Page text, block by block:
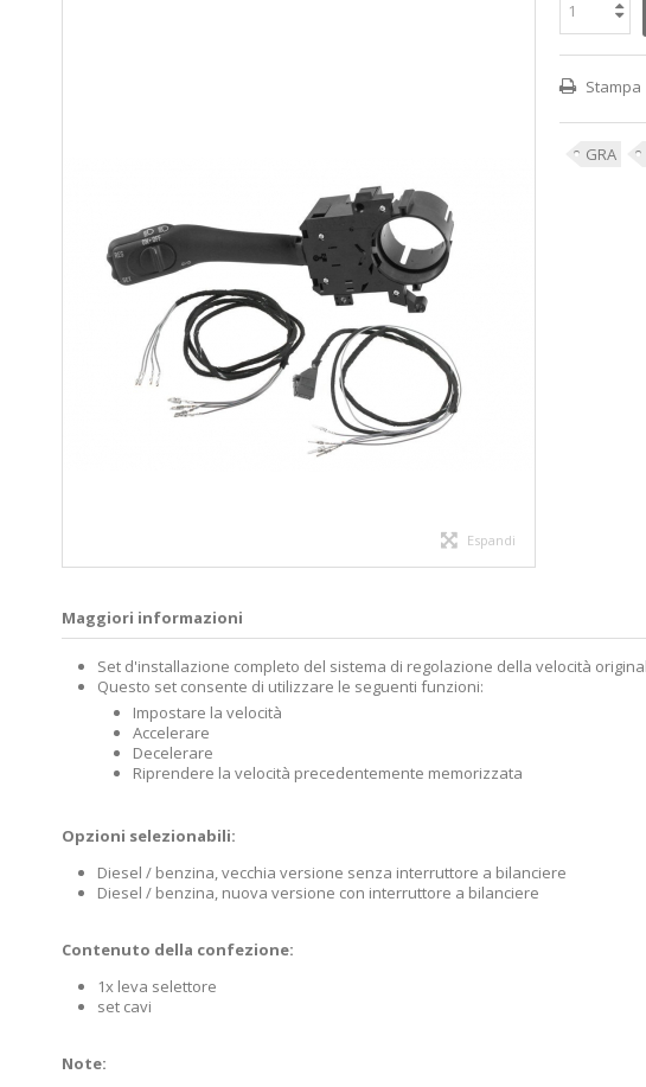
Espandi
Stampa
GRA
Maggiori informazioni
Set d'installazione completo del sistema di regolazione della velocità
Questo set consente di utilizzare le seguenti funzioni:
Impostare la velocità
Accelerare
Decelerare
Riprendere la velocità precedentemente memorizzata
Opzioni selezionabili:
Diesel / benzina, vecchia versione senza interruttore a bilanciere
Diesel / benzina, nuova versione con interruttore a bilanciere
Contenuto della confezione:
1x leva selettore
set cavi
Note: